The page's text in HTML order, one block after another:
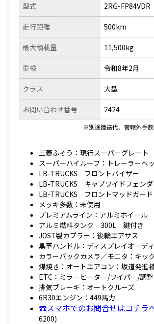
型式
走行距離
2RG-FP84VDR
500km
最大積載量
車検
クラス
お問い合わせ番号
11,500kg
令和8年2月
大型
2424
※別途陸送代、管轄外手
三菱ふそう：現行スーパーグレート
スーパーハイルーフ：トレーラーヘ
LB-TRUCKS フロントバイザー
LB-TRUCKS キャブワイドフェンダ
LB-TRUCKS フロントマッドガード
メッキ多数：未使用
プレミアムライン：アルミホイール
アルミ燃料タンク 300L 鍵付き
JOST製カプラー：後輪エアサス
黒革ハンドル：ディスプレイオーデ
カラーバックカメラ／モニタ：キッ
煤焼き：オートエアコン：坂道発進
ETC：ミラーヒーター/ワイパー/調整
排気ブレーキ：オートクルーズ
6R30エンジン：449馬力
☎スマホでのお問合せはコチラ
6200)